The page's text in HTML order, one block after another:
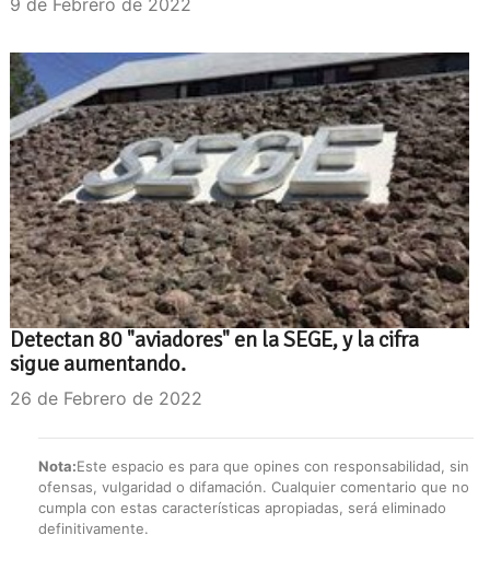
Detectan 80 "aviadores" en la SEGE, y la cifra
sigue aumentando.
26 de Febrero de 2022
Nota:Este espacio es para que opines con responsabilidad, sin
ofensas, vulgaridad o difamación. Cualquier comentario que no
cumpla con estas características apropiadas, será eliminado
definitivamente.